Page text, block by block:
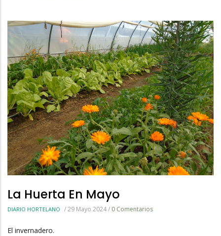
La
Navegación
La Huerta En Mayo
DIARIO HORTELANO /29 Mayo 2024/ 0 Comentarios
El invernadero.